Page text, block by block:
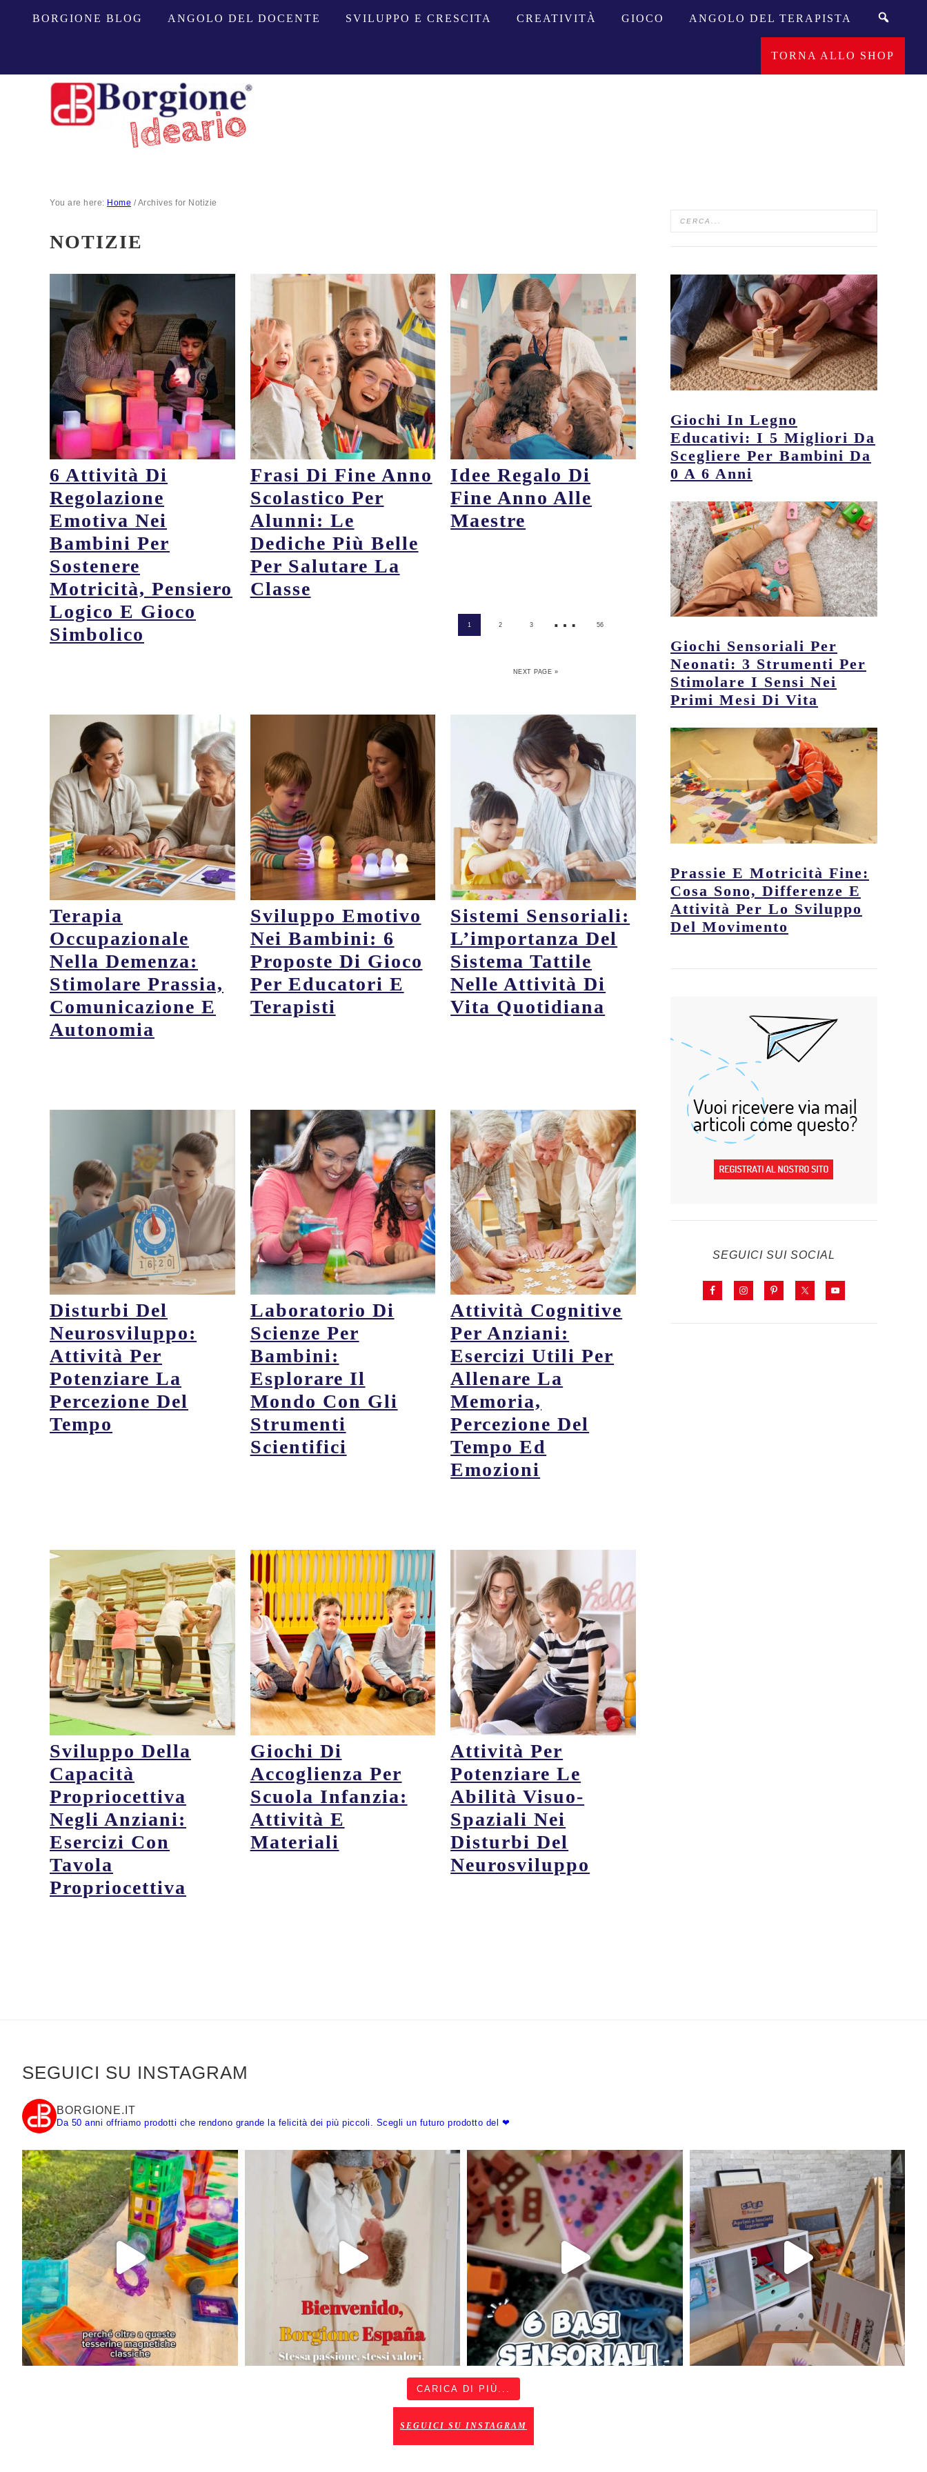
BORGIONE BLOG ANGOLO DEL DOCENTE SVILUPPO E CRESCITA CREATIVITÀ GIOCO ANGOLO DEL TERAPISTA
TORNA ALLO SHOP
You are here: Home /Archives for Notizie
NOTIZIE
6 Attività Di
Regolazione
Emotiva Nei
Bambini Per
Sostenere
Motricità, Pensiero
Logico E Gioco
Simbolico
Frasi Di Fine Anno
Scolastico Per
Alunni: Le
Dediche Più Belle
Per Salutare La
Classe
Idee Regalo Di
Fine Anno Alle
Maestre
Terapia
Occupazionale
Nella Demenza:
Stimolare Prassia,
Comunicazione E
Autonomia
Sviluppo Emotivo
Nei Bambini: 6
Proposte Di Gioco
Per Educatori E
Terapisti
Sistemi Sensoriali:
L’importanza Del
Sistema Tattile
Nelle Attività Di
Vita Quotidiana
Disturbi Del
Neurosviluppo:
Attività Per
Potenziare La
Percezione Del
Tempo
Laboratorio Di
Scienze Per
Bambini:
Esplorare Il
Mondo Con Gli
Strumenti
Scientifici
Attività Cognitive
Per Anziani:
Esercizi Utili Per
Allenare La
Memoria,
Percezione Del
Tempo Ed
Emozioni
Sviluppo Della
Capacità
Propriocettiva
Negli Anziani:
Esercizi Con
Tavola
Propriocettiva
Giochi Di
Accoglienza Per
Scuola Infanzia:
Attività E
Materiali
Attività Per
Potenziare Le
Abilità Visuo-
Spaziali Nei
Disturbi Del
Neurosviluppo
1 2 3 … 56
NEXT PAGE »
Giochi In Legno
Educativi: I 5 Migliori Da
Scegliere Per Bambini Da
0 A 6 Anni
Giochi Sensoriali Per
Neonati: 3 Strumenti Per
Stimolare I Sensi Nei
Primi Mesi Di Vita
Prassie E Motricità Fine:
Cosa Sono, Differenze E
Attività Per Lo Sviluppo
Del Movimento
SEGUICI SUI SOCIAL
SEGUICI SU INSTAGRAM
BORGIONE.IT
Da 50 anni offriamo prodotti che rendono grande la felicità dei più piccoli. Scegli un futuro prodotto del ❤
CARICA DI PIÙ...
SEGUICI SU INSTAGRAM